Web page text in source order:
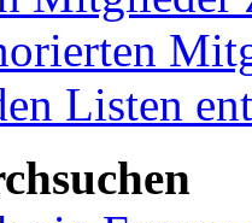
Listen